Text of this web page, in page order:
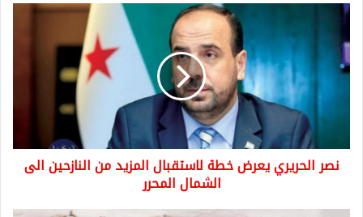
نصر
الحريري
يعرض
خطة
لاستقبال
من
النازحين
الى
الشمال
نصر الحريري يعرض خطة لاستقبال المزيد من النازحين الى
الشمال المحرر